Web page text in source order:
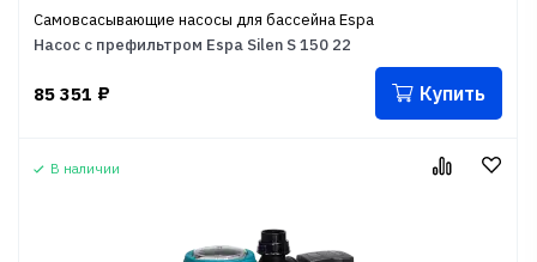
Самовсасывающие насосы для бассейна Espa
Насос с префильтром Espa Silen S 150 22
85 351 ₽ Купить
В наличии